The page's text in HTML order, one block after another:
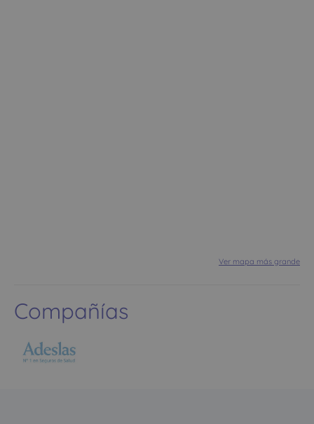
Ver mapa más grande
Compañías